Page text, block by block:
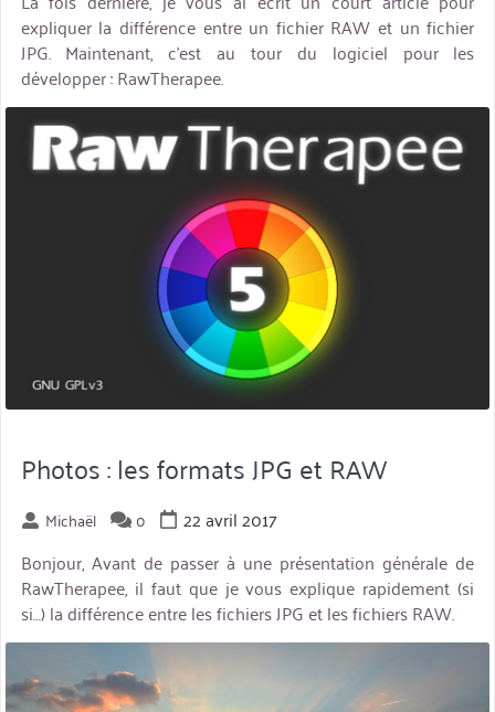
expliquer la différence entre un fichier RAW et un fichier
JPG. Maintenant, c’est au tour du logiciel pour les
développer : RawTherapee.
miniature
Photos : les formats JPG et RAW
Michaël 0
22 avril 2017
Bonjour, Avant de passer à une présentation générale de
RawTherapee, il faut que je vous explique rapidement (si
si…) la différence entre les fichiers JPG et les fichiers RAW.
miniature